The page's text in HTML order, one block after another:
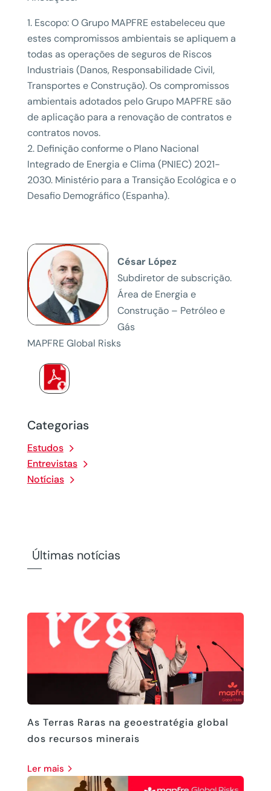
Categorias
Estudos
Entrevistas
Notícias
Escopo: O Grupo MAPFRE estabeleceu que
estes compromissos ambientais se apliquem a
todas as operações de seguros de Riscos
Industriais (Danos, Responsabilidade Civil,
Transportes e Construção). Os compromissos
ambientais adotados pelo Grupo MAPFRE são
de aplicação para a renovação de contratos e
contratos novos.
Definição conforme o Plano Nacional
Integrado de Energia e Clima (PNIEC) 2021-
2030. Ministério para a Transição Ecológica e o
Desafio Demográfico (Espanha).
César López
Subdiretor de subscrição.
Área de Energia e
Construção – Petróleo e
Gás
MAPFRE Global Risks
Últimas notícias
As Terras Raras na geoestratégia global
dos recursos minerais
ler mais